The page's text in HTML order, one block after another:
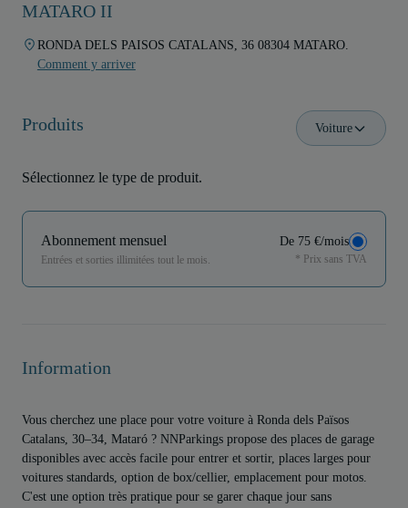
MATARO II
RONDA DELS PAISOS CATALANS, 36 08304 MATARO.
Comment y arriver
Produits
Sélectionnez le type de produit.
Voiture
Abonnement mensuel
Entrées et sorties illimitées tout le mois.
De 75 €/mois
* Prix sans TVA
Information
Vous cherchez une place pour votre voiture à Ronda dels Països
Catalans, 30–34, Mataró ? NNParkings propose des places de garage
disponibles avec accès facile pour entrer et sortir, places larges pour
voitures standards, option de box/cellier, emplacement pour motos.
C'est une option très pratique pour se garer chaque jour sans